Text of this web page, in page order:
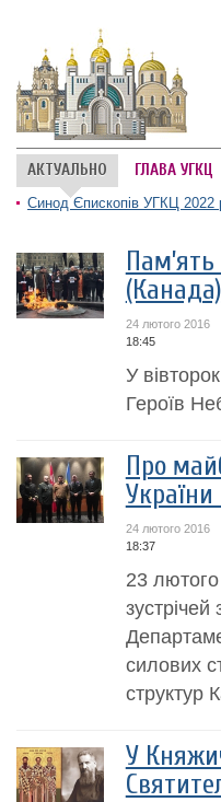
АКТУАЛЬНО ГЛАВА УГКЦ
Синод Єпископів УГКЦ 2022
(Канада)
24 лютого 2016
18:45
У
Героїв
Про
24 лютого 2016
18:37
23
силових
структур
У